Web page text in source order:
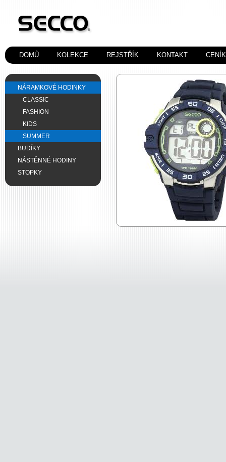
DOMŮ KOLEKCE REJSTŘÍK KONTAKT
NÁRAMKOVÉ HODINKY
CLASSIC
FASHION
KIDS
SUMMER
BUDÍKY
NÁSTĚNNÉ HODINY
STOPKY